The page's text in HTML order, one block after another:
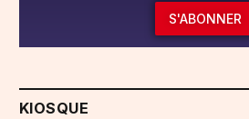
S'ABONNER
KIOSQUE